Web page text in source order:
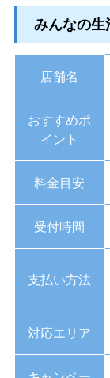
みんなの
店舗名
おすすめポ
イント
料金目安
受付時間
支払い方法
対応エリア